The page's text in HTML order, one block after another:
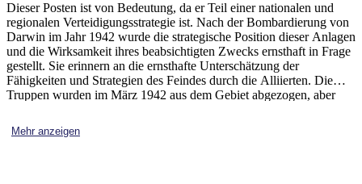
Dieser Posten ist von Bedeutung, da er Teil einer nationalen und
regionalen Verteidigungsstrategie ist. Nach der Bombardierung von
Darwin im Jahr 1942 wurde die strategische Position dieser Anlagen
und die Wirksamkeit ihres beabsichtigten Zwecks ernsthaft in Frage
gestellt. Sie erinnern an die ernsthafte Unterschätzung der
Fähigkeiten und Strategien des Feindes durch die Alliierten. Die
Truppen wurden im März 1942 aus dem Gebiet abgezogen, aber
der Northern Australian Observer Unit besetzte ab Mitte 1942 das
Gebiet von Lee Point bis Buffalo Creek.
Mehr anzeigen